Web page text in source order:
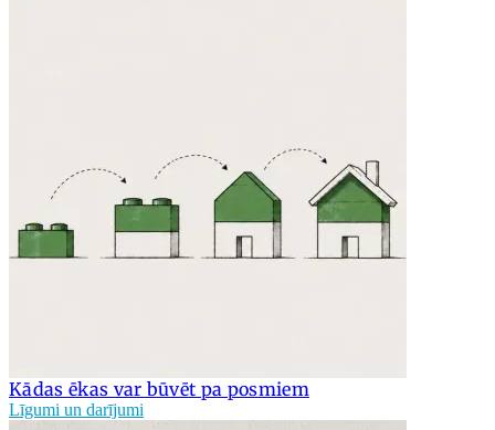
Kādas ēkas var būvēt pa posmiem
Līgumi un darījumi